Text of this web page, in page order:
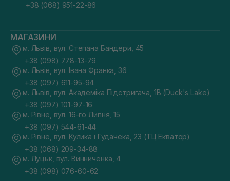
+38 (068) 951-22-86
МАГАЗИНИ
м. Львів, вул. Степана Бандери, 45
+38 (098) 778-13-79
м. Львів, вул. Івана Франка, 36
+38 (097) 611-95-94
м. Львів, вул. Академіка Підстригача, 1В (Duck's Lake)
+38 (097) 101-97-16
м. Рівне, вул. 16-го Липня, 15
+38 (097) 544-61-44
м. Рівне, вул. Кулика і Гудачека, 23 (ТЦ Екватор)
+38 (068) 209-34-88
м. Луцьк, вул. Винниченка, 4
+38 (098) 076-60-62